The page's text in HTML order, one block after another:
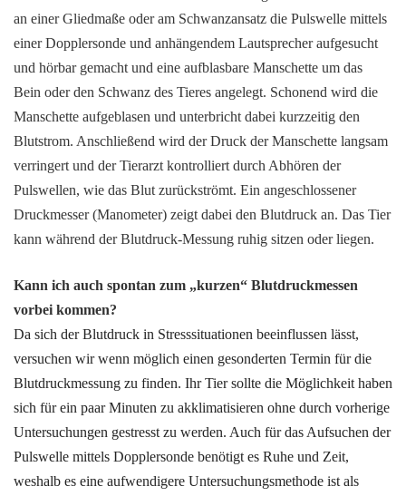
an einer Gliedmaße oder am Schwanzansatz die Pulswelle mittels
einer Dopplersonde und anhängendem Lautsprecher aufgesucht
und hörbar gemacht und eine aufblasbare Manschette um das
Bein oder den Schwanz des Tieres angelegt. Schonend wird die
Manschette aufgeblasen und unterbricht dabei kurzzeitig den
Blutstrom. Anschließend wird der Druck der Manschette langsam
verringert und der Tierarzt kontrolliert durch Abhören der
Pulswellen, wie das Blut zurückströmt. Ein angeschlossener
Druckmesser (Manometer) zeigt dabei den Blutdruck an. Das Tier
kann während der Blutdruck-Messung ruhig sitzen oder liegen.
Kann ich auch spontan zum „kurzen“ Blutdruckmessen
vorbei kommen?
Da sich der Blutdruck in Stresssituationen beeinflussen lässt,
versuchen wir wenn möglich einen gesonderten Termin für die
Blutdruckmessung zu finden. Ihr Tier sollte die Möglichkeit haben
sich für ein paar Minuten zu akklimatisieren ohne durch vorherige
Untersuchungen gestresst zu werden. Auch für das Aufsuchen der
Pulswelle mittels Dopplersonde benötigt es Ruhe und Zeit,
weshalb es eine aufwendigere Untersuchungsmethode ist als